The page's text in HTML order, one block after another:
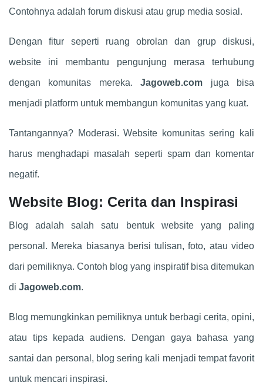
Contohnya adalah forum diskusi atau grup media sosial.
Dengan fitur seperti ruang obrolan dan grup diskusi,
website ini membantu pengunjung merasa terhubung
dengan komunitas mereka.Jagoweb.com juga bisa
menjadi platform untuk membangun komunitas yang kuat.
Tantangannya? Moderasi. Website komunitas sering kali
harus menghadapi masalah seperti spam dan komentar
negatif.
Website Blog: Cerita dan Inspirasi
Blog adalah salah satu bentuk website yang paling
personal. Mereka biasanya berisi tulisan, foto, atau video
dari pemiliknya. Contoh blog yang inspiratif bisa ditemukan
di Jagoweb.com.
Blog memungkinkan pemiliknya untuk berbagi cerita, opini,
atau tips kepada audiens. Dengan gaya bahasa yang
santai dan personal, blog sering kali menjadi tempat favorit
untuk mencari inspirasi.